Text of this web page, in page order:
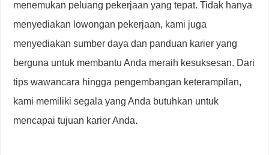
menemukan peluang pekerjaan yang tepat. Tidak hanya
menyediakan lowongan pekerjaan, kami juga
menyediakan sumber daya dan panduan karier yang
berguna untuk membantu Anda meraih kesuksesan. Dari
tips wawancara hingga pengembangan keterampilan,
kami memiliki segala yang Anda butuhkan untuk
mencapai tujuan karier Anda.